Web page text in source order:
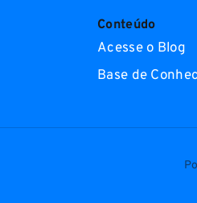
Conteúdo
Acesse o Blog
Base de